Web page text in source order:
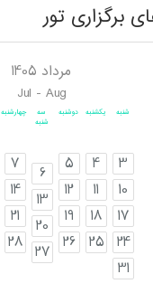
برگزاری تور
مرداد 1405
Jul - Aug
شنبه
3
10
17
24
31
یکشنبه
4
11
18
25
دوشنبه
5
12
19
26
سه
شنبه
6
13
20
27
چهارشنبه
7
14
21
28